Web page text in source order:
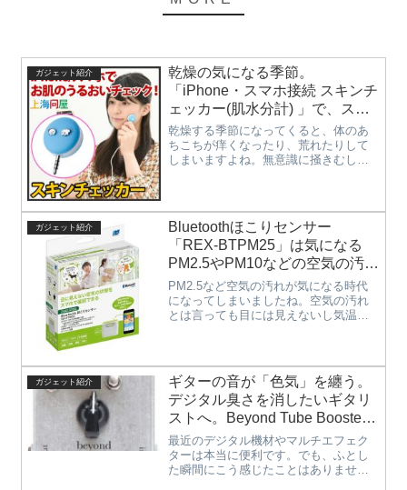
ガジェット紹介
乾燥の気になる季節。
「iPhone・スマホ接続 スキンチ
ェッカー(肌水分計) 」で、スマ
ホを使って手軽にお肌の状態を
測定して乾燥肌対策をしてみて
はいかがでしょうか。
乾燥する季節になってくると、体のあ
ちこちが痒くなったり、荒れたりして
しまいますよね。無意識に掻きむしっ
のが、この「iPhone・スマホ接続...
ガジェット紹介
Bluetoothほこりセンサー
「REX-BTPM25」は気になる
PM2.5やPM10などの空気の汚れ
がスマホで測定できるので、お
子様のいるご家庭や喘息などで
空気の汚れが気になる方も安
PM2.5など空気の汚れが気になる時代
になってしまいましたね。空気の汚れ
とは言っても目には見えないし気温の
子様などがいる家庭ではなおさら気...
ガジェット紹介
ギターの音が「色気」を纏う。
デジタル臭さを消したいギタリ
ストへ。Beyond Tube Booster
2Sで手に入れる「極上の生音」
最近のデジタル機材やマルチエフェク
ターは本当に便利です。でも、ふとし
た瞬間にこう感じたことはありません